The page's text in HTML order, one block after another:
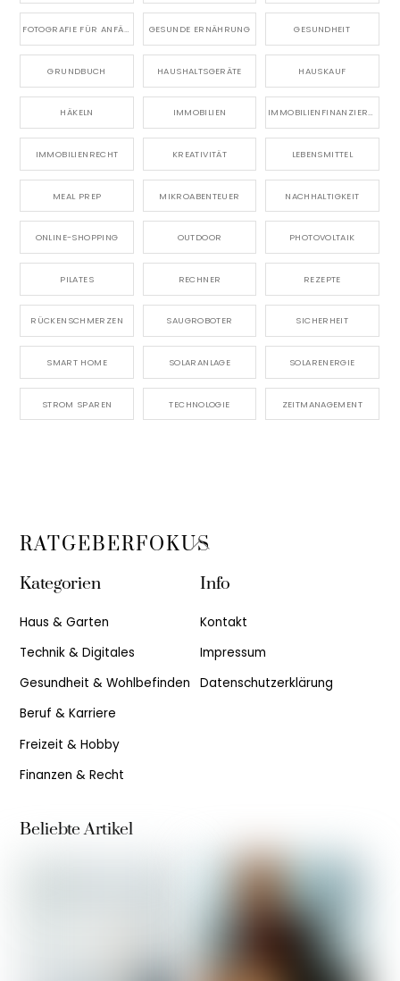
FOTOGRAFIE FÜR ANFÄNGER GESUNDE ERNÄHRUNG GESUNDHEIT
GRUNDBUCH HAUSHALTSGERÄTE HAUSKAUF
HÄKELN IMMOBILIEN IMMOBILIENFINANZIERUNG
IMMOBILIENRECHT KREATIVITÄT LEBENSMITTEL
MEAL PREP MIKROABENTEUER NACHHALTIGKEIT
ONLINE-SHOPPING OUTDOOR PHOTOVOLTAIK
PILATES RECHNER REZEPTE
RÜCKENSCHMERZEN SAUGROBOTER SICHERHEIT
SMART HOME SOLARANLAGE SOLARENERGIE
STROM SPAREN TECHNOLOGIE ZEITMANAGEMENT
Back
Top
RATGEBERFOKUS
Kategorien
Haus & Garten
Technik & Digitales
Gesundheit & Wohlbefinden
Beruf & Karriere
Freizeit & Hobby
Finanzen & Recht
Info
Kontakt
Impressum
Datenschutzerklärung
Beliebte Artikel